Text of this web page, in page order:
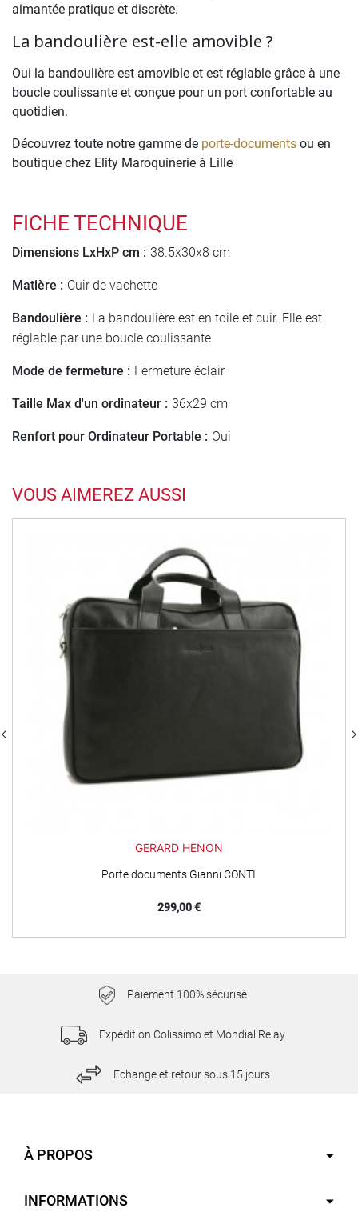
aimantée pratique et discrète.
La bandoulière est-elle amovible ?
Oui la bandoulière est amovible et est réglable grâce à une
boucle coulissante et conçue pour un port confortable au
quotidien.
Découvrez toute notre gamme de porte-documents ou en
boutique chez Elity Maroquinerie à Lille
FICHE TECHNIQUE
Dimensions LxHxP cm : 38.5x30x8 cm
Matière : Cuir de vachette
Bandoulière : La bandoulière est en toile et cuir. Elle est
réglable par une boucle coulissante
Mode de fermeture : Fermeture éclair
Taille Max d'un ordinateur : 36x29 cm
Renfort pour Ordinateur Portable : Oui
VOUS AIMEREZ AUSSI
GERARD HENON
Porte documents Gianni CONTI
Prix
299,00 €
Paiement 100% sécurisé
Expédition Colissimo et Mondial Relay
Echange et retour sous 15 jours
À PROPOS
INFORMATIONS